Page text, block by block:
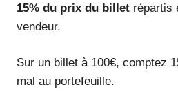
15% du prix du billet répartis
vendeur.
Sur un billet à 100€, comptez
mal au portefeuille.